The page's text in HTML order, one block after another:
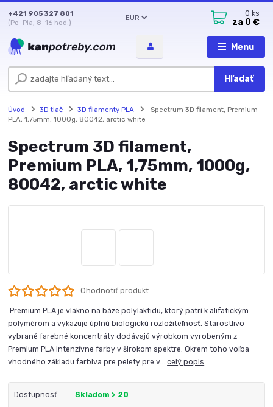
Menu
EUR
Hľadať
+421 905 327 801
(Po-Pia, 8-16 hod.)
0 ks
za 0 €
Úvod 3D tlač 3D filamenty PLA
Spectrum 3D filament, Premium
PLA, 1,75mm, 1000g, 80042, arctic white
Spectrum 3D filament,
Premium PLA, 1,75mm, 1000g,
80042, arctic white
Ohodnotiť produkt
Premium PLA je vlákno na báze polylaktidu, ktorý patrí k alifatickým
polymérom a vykazuje úplnú biologickú rozložiteľnosť. Starostlivo
vybrané farebné koncentráty dodávajú výrobkom vyrobeným z
Premium PLA intenzívne farby v širokom spektre. Okrem toho voľba
vhodného základu farbiva pre pelety pre v...celý popis
Dostupnosť Skladom > 20